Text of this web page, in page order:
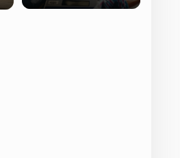
wrodzonej płodu w łonie